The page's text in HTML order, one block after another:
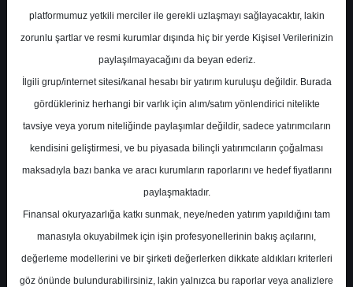
Deniz Yatırım, TAVHL-TAV Havalimanları için
hedef fiyatını 448 TL, tavsiyesini "al" olarak
korudu
S.No Dosya Adı İndir
platformumuz yetkili merciler ile gerekli uzlaşmayı sağlayacaktır, lakin
zorunlu şartlar ve resmi kurumlar dışında hiç bir yerde Kişisel Verilerinizin
paylaşılmayacağını da beyan ederiz.
İlgili grup/internet sitesi/kanal hesabı bir yatırım kuruluşu değildir. Burada
gördükleriniz herhangi bir varlık için alım/satım yönlendirici nitelikte
tavsiye veya yorum niteliğinde paylaşımlar değildir, sadece yatırımcıların
kendisini geliştirmesi, ve bu piyasada bilinçli yatırımcıların çoğalması
maksadıyla bazı banka ve aracı kurumların raporlarını ve hedef fiyatlarını
paylaşmaktadır.
Finansal okuryazarlığa katkı sunmak, neye/neden yatırım yapıldığını tam
manasıyla okuyabilmek için işin profesyonellerinin bakış açılarını,
değerleme modellerini ve bir şirketi değerlerken dikkate aldıkları kriterleri
göz önünde bulundurabilirsiniz, lakin yalnızca bu raporlar veya analizlere